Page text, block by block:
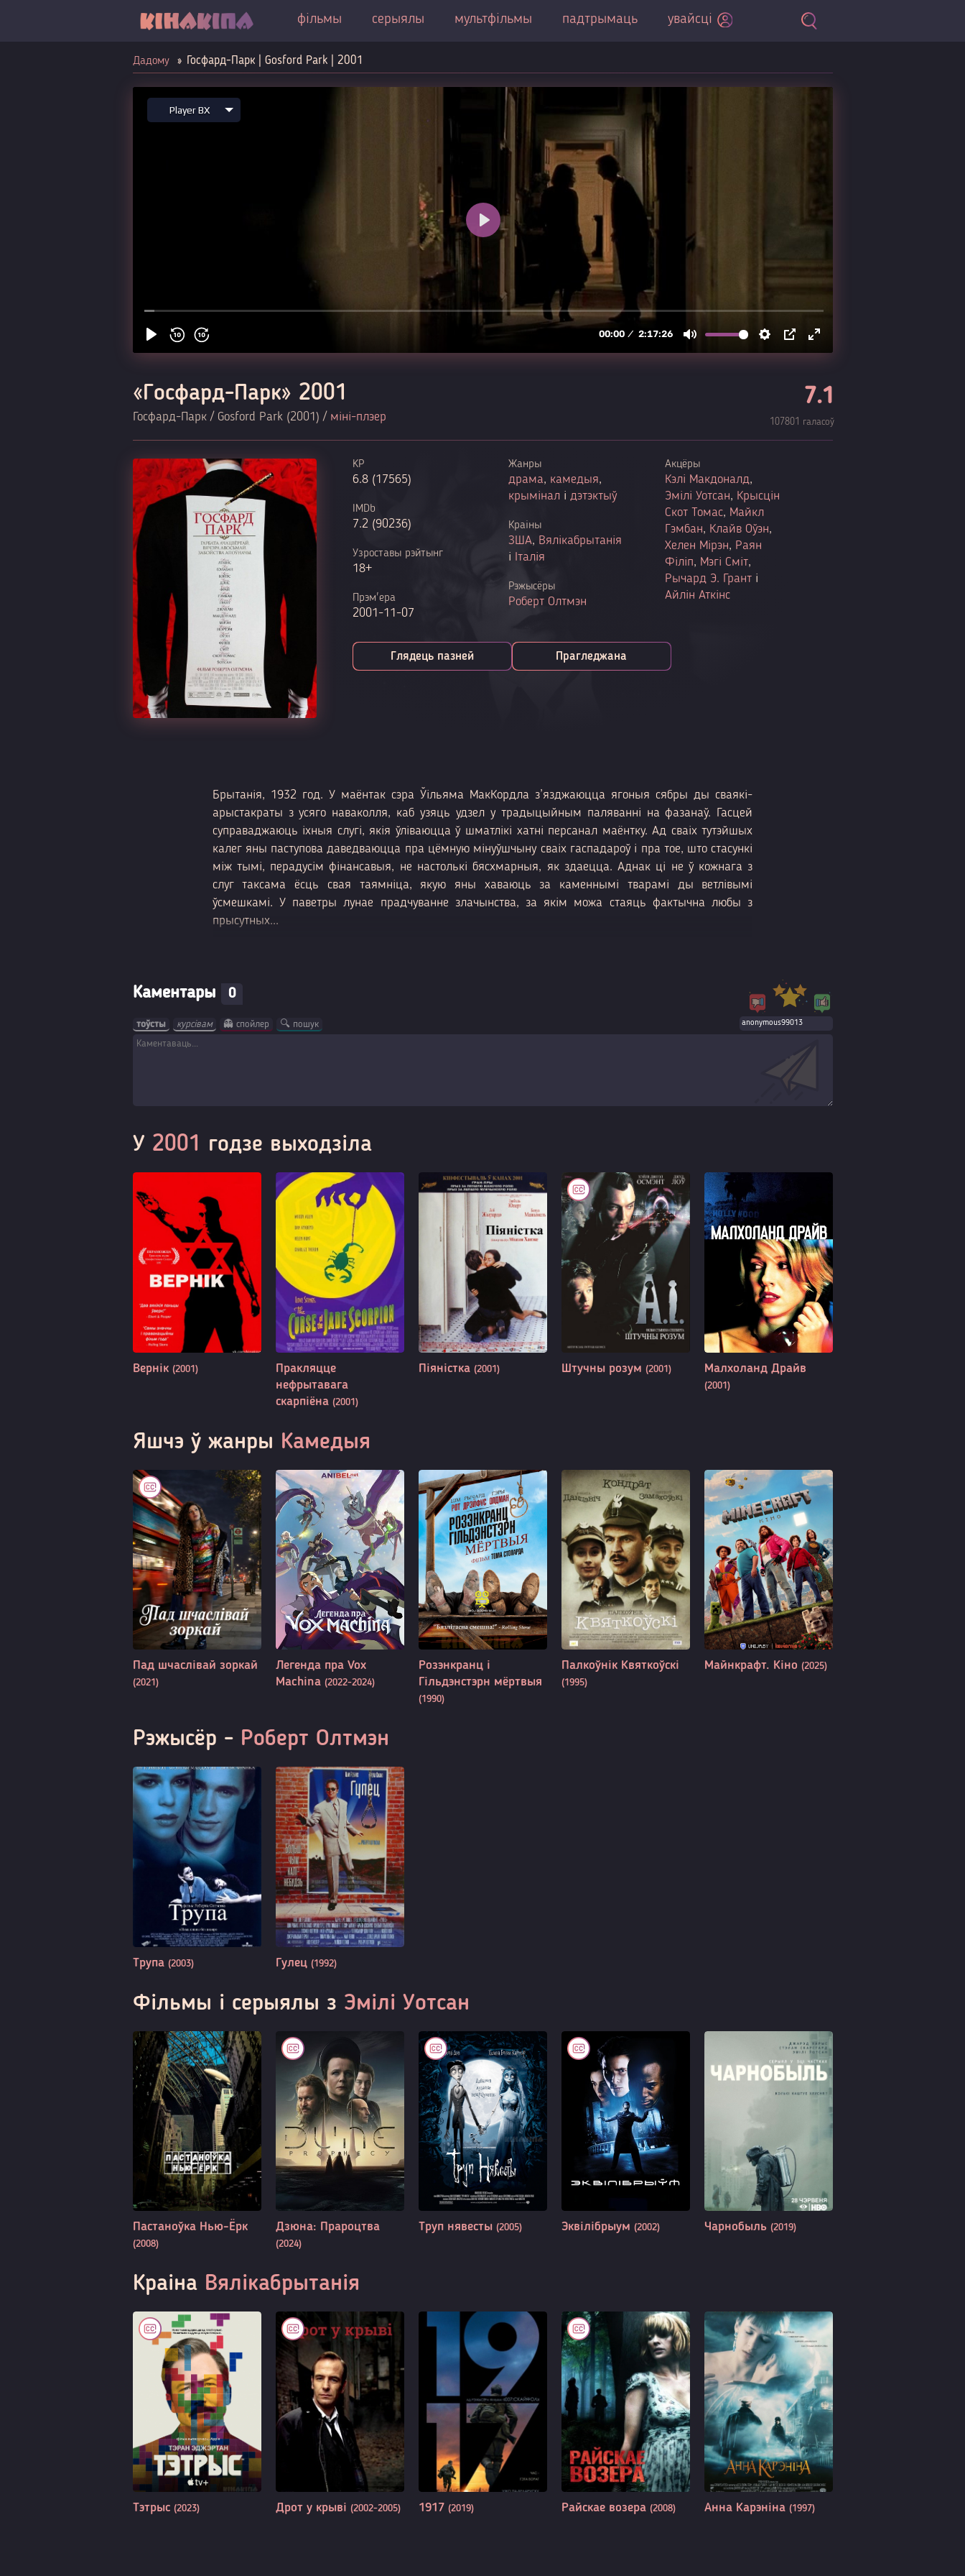
фільмы серыялы мультфільмы падтрымаць увайсці
Дадому Госфард-Парк | Gosford Park | 2001
«Госфард-Парк» 2001
Госфард-Парк / Gosford Park (2001) / міні-плэер
7.1
107801 галасоў
KP
6.8 (17565)
IMDb
7.2 (90236)
Узроставы рэйтынг
18+
Прэм'ера
2001-11-07
Жанры
драма, камедыя,
крымінал ідэтэктыў
Краіны
ЗША, Вялікабрытанія
і Італія
Рэжысёры
Роберт Олтмэн
Акцёры
Кэлі Макдоналд,
Эмілі Уотсан, Крысцін
Скот Томас, Майкл
Гэмбан, Клайв Оўэн,
Хелен Мірэн, Раян
Філіп, Мэгі Сміт,
Рычард Э. Гранті
Айлін Аткінс
Глядець пазней Прагледжана
Брытанія, 1932 год. У маёнтак сэра Ўільяма МакКордла з’язджаюцца ягоныя сябры ды сваякі-
арыстакраты з усяго наваколля, каб узяць удзел у традыцыйным паляванні на фазанаў. Гасцей
суправаджаюць іхныя слугі, якія ўліваюцца ў шматлікі хатні персанал маёнтку. Ад сваіх тутэйшых
калег яны паступова даведваюцца пра цёмную мінуўшчыну сваіх гаспадароў і пра тое, што стасункі
між тымі, перадусім фінансавыя, не настолькі бясхмарныя, як здаецца. Аднак ці не ў кожнага з
слуг таксама ёсць свая таямніца, якую яны хаваюць за каменнымі тварамі ды ветлівымі
ўсмешкамі. У паветры лунае прадчуванне злачынства, за якім можа стаяць фактычна любы з
прысутных...
Каментары 0
тоўсты курсівам 👻 спойлер 🔍 пошук
У 2001 годзе выходзіла
Вернік (2001)
Пракляцце
нефрытавага
скарпіёна (2001)
Піяністка (2001) Штучны розум (2001) Малхоланд Драйв
(2001)
Яшчэ ў жанры Камедыя
Пад шчаслівай зоркай
(2021)
Легенда пра Vox
Machina (2022-2024)
Розэнкранц і
Гільдэнстэрн мёртвыя
(1990)
Палкоўнік Квяткоўскі
(1995)
Майнкрафт. Кіно (2025)
Рэжысёр - Роберт Олтмэн
Трупа (2003) Гулец (1992)
Фільмы і серыялы з Эмілі Уотсан
Пастаноўка Нью-Ёрк
(2008)
Дзюна: Прароцтва
(2024)
Труп нявесты (2005) Эквілібрыум (2002) Чарнобыль (2019)
Краіна Вялікабрытанія
Тэтрыс (2023) Дрот у крыві (2002-2005) 1917 (2019) Райскае возера (2008) Анна Карэніна (1997)